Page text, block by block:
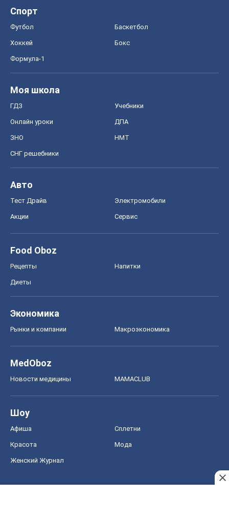
Спорт
Футбол Баскетбол
Хоккей Бокс
Формула-1
Моя школа
ГДЗ Учебники
Онлайн уроки ДПА
ЗНО НМТ
СНГ решебники
Авто
Тест Драйв Электромобили
Акции Сервис
Food Oboz
Рецепты Напитки
Диеты
Экономика
Рынки и компании Mакроэкономика
MedOboz
Новости медицины MAMACLUB
Шоу
Афиша Сплетни
Красота Мода
Женский Журнал